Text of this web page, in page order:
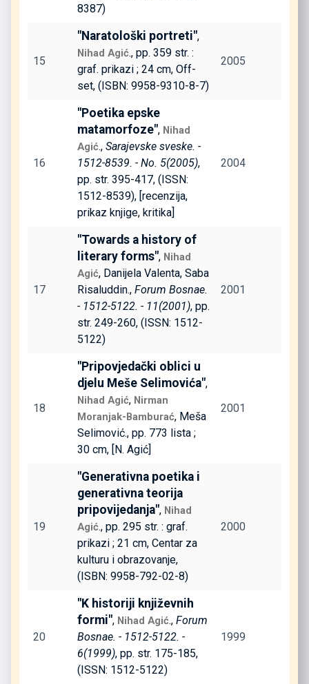
8387)
15
"Naratološki portreti",
Nihad Agić., pp. 359 str. :
graf. prikazi ; 24 cm, Off-
set, (ISBN: 9958-9310-8-7)
2005
16
"Poetika epske
matamorfoze", Nihad
Agić., Sarajevske sveske. -
1512-8539. - No. 5(2005),
pp. str. 395-417, (ISSN:
1512-8539), [recenzija,
prikaz knjige, kritika]
2004
17
"Towards a history of
literary forms", Nihad
Agić, Danijela Valenta, Saba
Risaluddin., Forum Bosnae.
- 1512-5122. - 11(2001), pp.
str. 249-260, (ISSN: 1512-
5122)
2001
18
"Pripovjedački oblici u
djelu Meše Selimovića",
Nihad Agić, Nirman
Moranjak-Bamburać, Meša
Selimović., pp. 773 lista ;
30 cm, [N. Agić]
2001
19
"Generativna poetika i
generativna teorija
pripovijedanja", Nihad
Agić., pp. 295 str. : graf.
prikazi ; 21 cm, Centar za
kulturu i obrazovanje,
(ISBN: 9958-792-02-8)
2000
20
"K historiji književnih
formi", Nihad Agić., Forum
Bosnae. - 1512-5122. -
6(1999), pp. str. 175-185,
(ISSN: 1512-5122)
1999